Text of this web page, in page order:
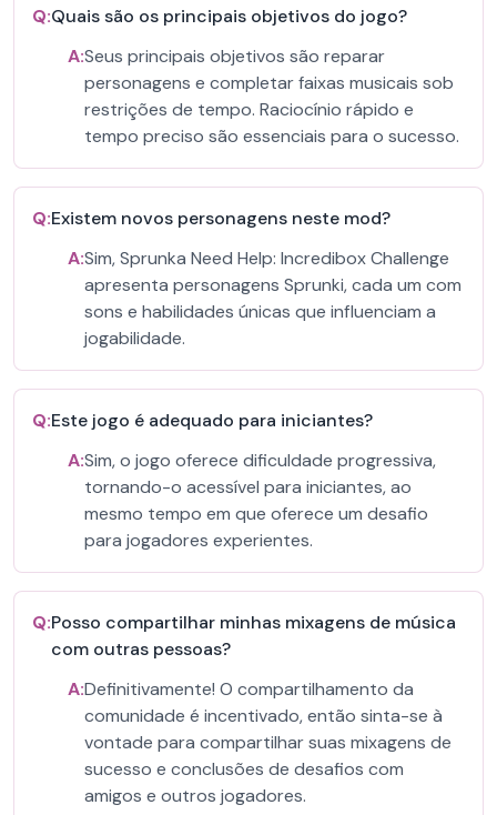
Q:Quais são os principais objetivos do jogo?
A:Seus principais objetivos são reparar
personagens e completar faixas musicais sob
restrições de tempo. Raciocínio rápido e
tempo preciso são essenciais para o sucesso.
Q:Existem novos personagens neste mod?
A:Sim, Sprunka Need Help: Incredibox Challenge
apresenta personagens Sprunki, cada um com
sons e habilidades únicas que influenciam a
jogabilidade.
Q:Este jogo é adequado para iniciantes?
A:Sim, o jogo oferece dificuldade progressiva,
tornando-o acessível para iniciantes, ao
mesmo tempo em que oferece um desafio
para jogadores experientes.
Q:Posso compartilhar minhas mixagens de música
com outras pessoas?
A:Definitivamente! O compartilhamento da
comunidade é incentivado, então sinta-se à
vontade para compartilhar suas mixagens de
sucesso e conclusões de desafios com
amigos e outros jogadores.